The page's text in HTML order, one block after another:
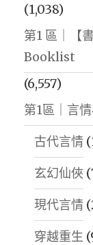
(1,038)
第1 區｜【
Booklist
(6,557)
第1區｜言
古代言情
玄幻仙俠
現代言情
穿越重生